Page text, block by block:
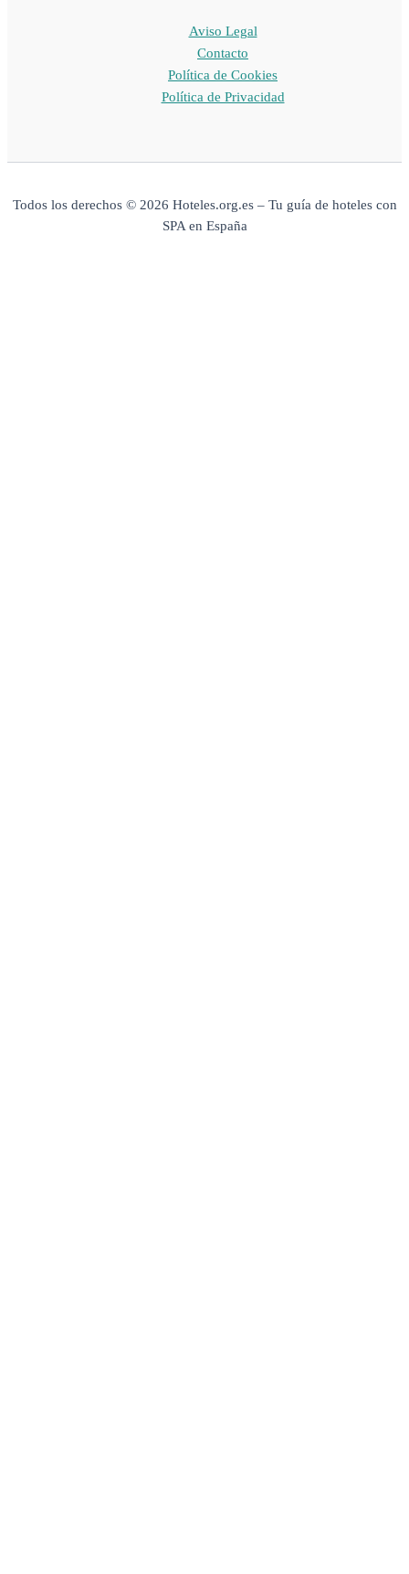
Aviso Legal
Contacto
Política de Cookies
Política de Privacidad
Todos los derechos © 2026 Hoteles.org.es – Tu guía de hoteles con
SPA en España